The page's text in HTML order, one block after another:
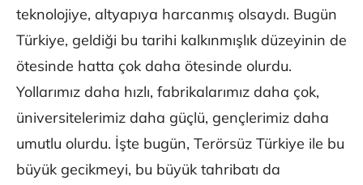
teknolojiye, altyapıya harcanmış olsaydı. Bugün
Türkiye, geldiği bu tarihi kalkınmışlık düzeyinin de
ötesinde hatta çok daha ötesinde olurdu.
Yollarımız daha hızlı, fabrikalarımız daha çok,
üniversitelerimiz daha güçlü, gençlerimiz daha
umutlu olurdu. İşte bugün, Terörsüz Türkiye ile bu
büyük gecikmeyi, bu büyük tahribatı da